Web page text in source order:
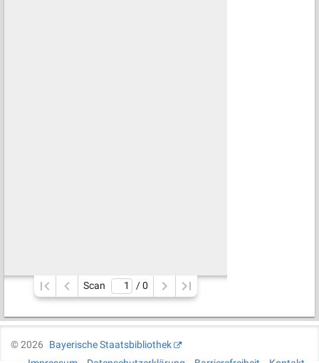
Scan / 0
©2026
Bayerische Staatsbibliothek